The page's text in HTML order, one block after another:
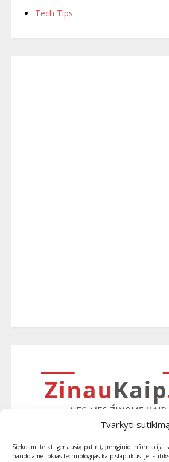
Tvarkyti
Siekdami teikti geriausią patirtį, įrenginio informacijai
naudojame tokias technologijas kaip slapukus. Jei
Tech Tips